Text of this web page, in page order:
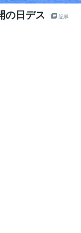
の日デス 記事